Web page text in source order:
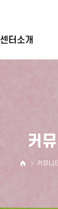
센터소개
커뮤니
커